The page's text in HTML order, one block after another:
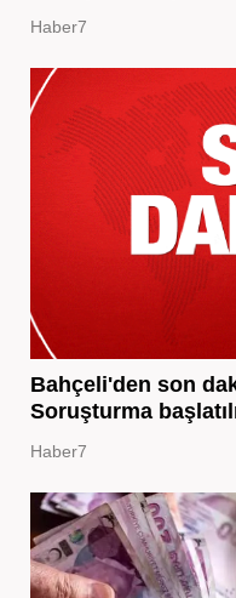
Haber7
Bahçeli'den son
Soruşturma
Haber7